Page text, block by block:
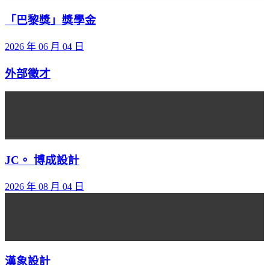
「巴黎獎」獎學金
2026 年 06 月 04 日
外部徵才
JC。 博成設計
2026 年 08 月 04 日
漢象設計